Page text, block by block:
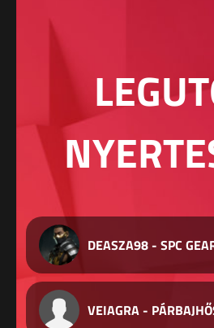
DEASZA98 - SPC
VEIAGRA -